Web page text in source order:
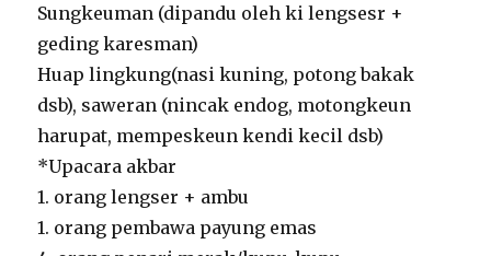
Sungkeuman (dipandu oleh ki lengsesr +
geding karesman)
Huap lingkung(nasi kuning, potong bakak
dsb), saweran (nincak endog, motongkeun
harupat, mempeskeun kendi kecil dsb)
*Upacara akbar
1. orang lengser + ambu
1. orang pembawa payung emas